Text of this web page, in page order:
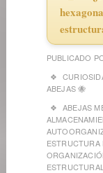
PUBLICADO
ABEJAS 🐝
ABEJAS
ESTRUCTURA
ESTRUCTURAL